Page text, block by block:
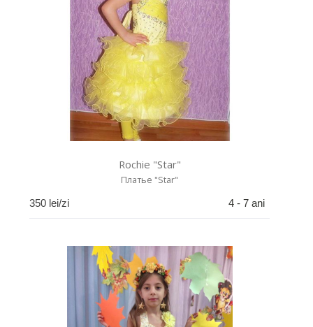
Rochie "Star"
Платье "Star"
350 lei/zi 4 - 7 ani